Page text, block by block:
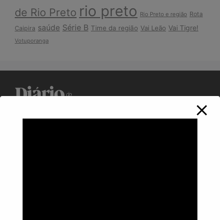
de Rio Preto rio preto Rio Preto e região Rota
Caipira saúde Série B Time da região Vai Leão Vai Tigre!
Votuporanga